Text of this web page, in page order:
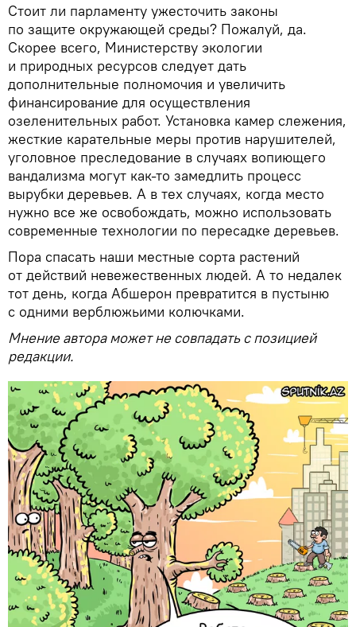
Стоит ли парламенту ужесточить законы
по защите окружающей среды? Пожалуй, да.
Скорее всего, Министерству экологии
и природных ресурсов следует дать
дополнительные полномочия и увеличить
финансирование для осуществления
озеленительных работ. Установка камер слежения,
жесткие карательные меры против нарушителей,
уголовное преследование в случаях вопиющего
вандализма могут как-то замедлить процесс
вырубки деревьев. А в тех случаях, когда место
нужно все же освобождать, можно использовать
современные технологии по пересадке деревьев.
Пора спасать наши местные сорта растений
от действий невежественных людей. А то недалек
тот день, когда Абшерон превратится в пустыню
с одними верблюжьими колючками.
Мнение автора может не совпадать с позицией
редакции.